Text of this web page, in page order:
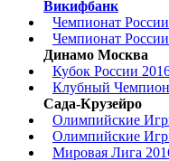
Викифбанк
Чемпионат
Чемпионат
Динамо Москва
Кубок России
Клубный
Сада-Крузейро
Олимпийские
Олимпийские
Мировая Лига